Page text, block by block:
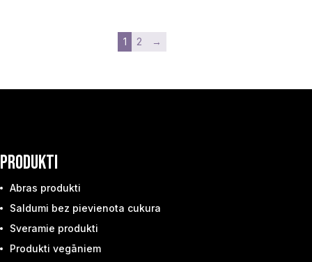
1 2 →
PRODUKTI
Abras produkti
Saldumi bez pievienota cukura
Sveramie produkti
Produkti vegāniem